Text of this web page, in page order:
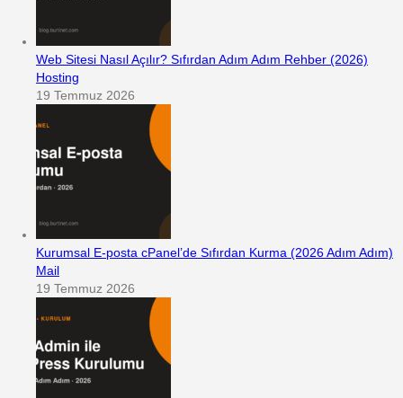
Web Sitesi Nasıl Açılır? Sıfırdan Adım Adım Rehber (2026)
Hosting
19 Temmuz 2026
Kurumsal E-posta cPanel’de Sıfırdan Kurma (2026 Adım Adım)
Mail
19 Temmuz 2026